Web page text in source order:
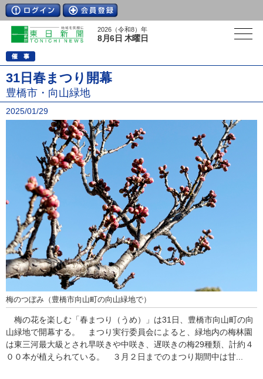
2026（令和8）年
8月6日 木曜日
31日春まつり開幕
豊橋市・向山緑地
2025/01/29
梅のつぼみ（豊橋市向山町の向山緑地で）
梅の花を楽しむ「春まつり（うめ）」は31日、豊橋市向山町の向
山緑地で開幕する。 まつり実行委員会によると、緑地内の梅林園
は東三河最大級とされ早咲きや中咲き、遅咲きの梅29種類、計約４
００本が植えられている。 ３月２日までのまつり期間中は甘...